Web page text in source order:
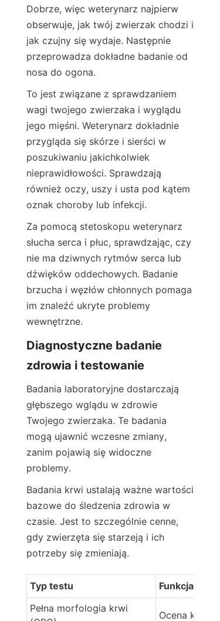
Dobrze, więc weterynarz najpierw
obserwuje, jak twój zwierzak chodzi i
jak czujny się wydaje. Następnie
przeprowadza dokładne badanie od
nosa do ogona.
To jest związane z sprawdzaniem
wagi twojego zwierzaka i wyglądu
jego mięśni. Weterynarz dokładnie
przygląda się skórze i sierści w
poszukiwaniu jakichkolwiek
nieprawidłowości. Sprawdzają
również oczy, uszy i usta pod kątem
oznak choroby lub infekcji.
Za pomocą stetoskopu weterynarz
słucha serca i płuc, sprawdzając, czy
nie ma dziwnych rytmów serca lub
dźwięków oddechowych. Badanie
brzucha i węzłów chłonnych pomaga
im znaleźć ukryte problemy
wewnętrzne.
Diagnostyczne badanie
zdrowia i testowanie
Badania laboratoryjne dostarczają
głębszego wglądu w zdrowie
Twojego zwierzaka. Te badania
mogą ujawnić wczesne zmiany,
zanim pojawią się widoczne
problemy.
Badania krwi ustalają ważne wartości
bazowe do śledzenia zdrowia w
czasie. Jest to szczególnie cenne,
gdy zwierzęta się starzeją i ich
potrzeby się zmieniają.
Typ testu
Funkcja
Pełna morfologia krwi
Ocena